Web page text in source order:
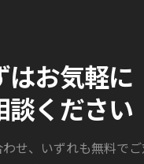
はお気軽に
談ください
せ、いずれも無料で